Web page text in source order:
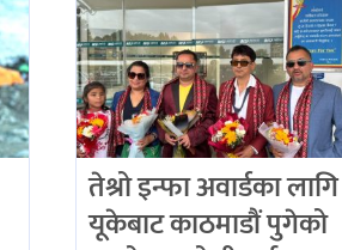
तेश्रो इन्फा अवार्डका लागि
यूकेबाट काठमाडौं पुगेको